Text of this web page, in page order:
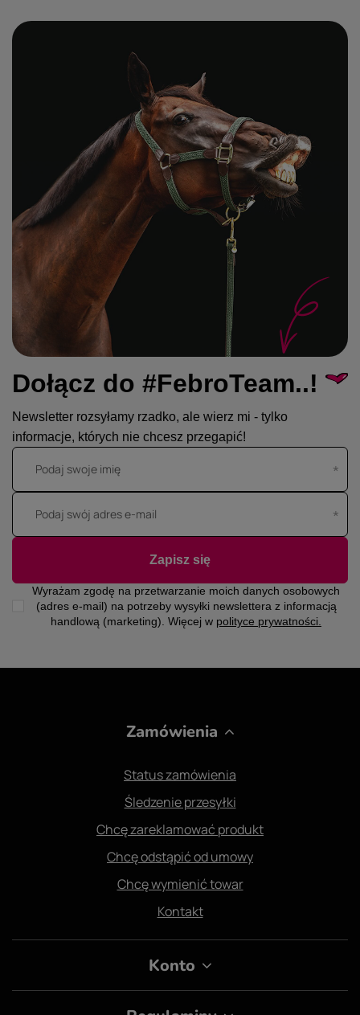
Dołącz do #FebroTeam..!
Newsletter rozsyłamy rzadko, ale wierz mi - tylko
informacje, których nie chcesz przegapić!
Podaj swoje imię
Podaj swój adres e-mail
Wyrażam zgodę na przetwarzanie moich danych osobowych
(adres e-mail) na potrzeby wysyłki newslettera z informacją
handlową (marketing). Więcej w polityce prywatności.
Zapisz się
Zamówienia
Status zamówienia
Śledzenie przesyłki
Chcę zareklamować produkt
Chcę odstąpić od umowy
Chcę wymienić towar
Kontakt
Konto